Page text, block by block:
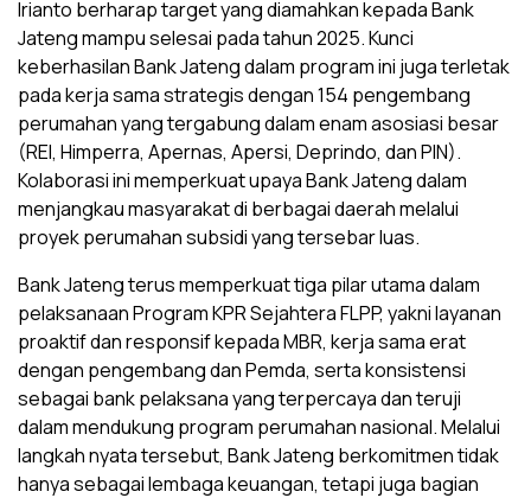
Irianto berharap target yang diamahkan kepada Bank
Jateng mampu selesai pada tahun 2025. Kunci
keberhasilan Bank Jateng dalam program ini juga terletak
pada kerja sama strategis dengan 154 pengembang
perumahan yang tergabung dalam enam asosiasi besar
(REI, Himperra, Apernas, Apersi, Deprindo, dan PIN).
Kolaborasi ini memperkuat upaya Bank Jateng dalam
menjangkau masyarakat di berbagai daerah melalui
proyek perumahan subsidi yang tersebar luas.
Bank Jateng terus memperkuat tiga pilar utama dalam
pelaksanaan Program KPR Sejahtera FLPP, yakni layanan
proaktif dan responsif kepada MBR, kerja sama erat
dengan pengembang dan Pemda, serta konsistensi
sebagai bank pelaksana yang terpercaya dan teruji
dalam mendukung program perumahan nasional. Melalui
langkah nyata tersebut, Bank Jateng berkomitmen tidak
hanya sebagai lembaga keuangan, tetapi juga bagian